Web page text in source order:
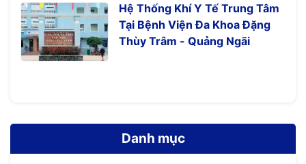
Hệ Thống Khí Y Tế Trung Tâm
Tại Bệnh Viện Đa Khoa Đặng
Thùy Trâm - Quảng Ngãi
Danh mục